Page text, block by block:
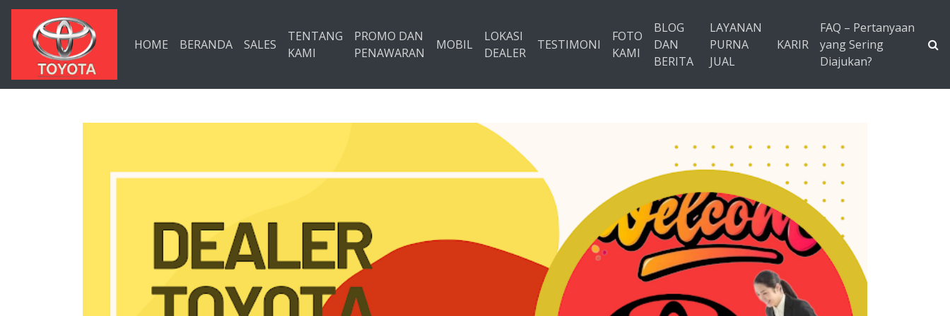
Langsung ke konten utama
HOME BERANDA SALES
TENTANG
KAMI
PROMO DAN
PENAWARAN
MOBIL
LOKASI
DEALER
TESTIMONI
FOTO
KAMI
BLOG
DAN
BERITA
LAYANAN
PURNA
JUAL
KARIR
FAQ – Pertanyaan
yang Sering
Diajukan?